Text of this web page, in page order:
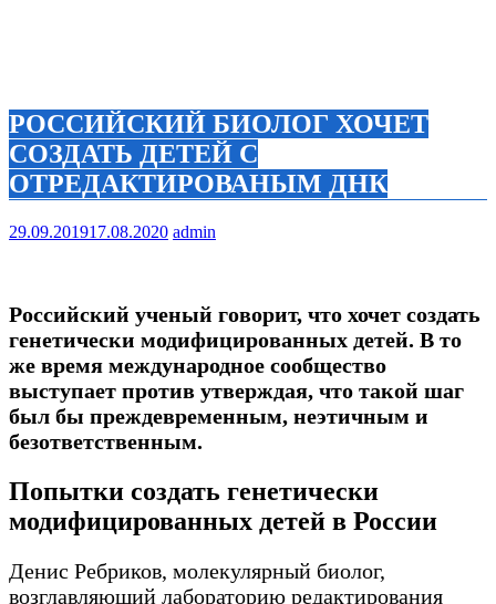
РОССИЙСКИЙ БИОЛОГ ХОЧЕТ
СОЗДАТЬ ДЕТЕЙ С
ОТРЕДАКТИРОВАНЫМ ДНК
29.09.201917.08.2020 admin
Российский ученый говорит, что хочет создать
генетически модифицированных детей. В то
же время международное сообщество
выступает против утверждая, что такой шаг
был бы преждевременным, неэтичным и
безответственным.
Попытки создать генетически
модифицированных детей в России
Денис Ребриков, молекулярный биолог,
возглавляющий лабораторию редактирования